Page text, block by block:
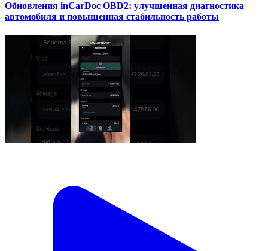
Обновления inCarDoc OBD2: улучшенная диагностика
автомобиля и повышенная стабильность работы